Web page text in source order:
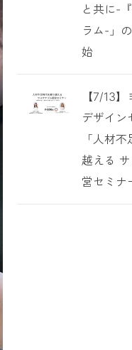
と共に-
ラム-」
始
【7/13
デザイン
「人材
越える
営セミナ